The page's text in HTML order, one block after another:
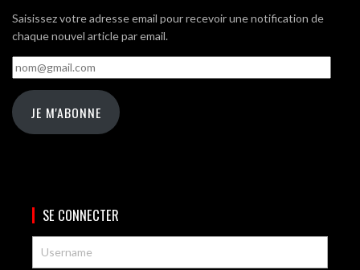
Saisissez votre adresse email pour recevoir une notification de
chaque nouvel article par email.
nom@gmail.com
JE M'ABONNE
SE CONNECTER